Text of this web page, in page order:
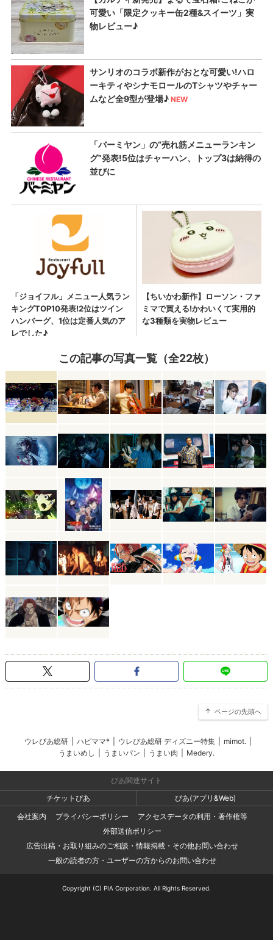
この記事の写真一覧（全22枚）
ページの先頭へ
ウレぴあ総研 ハピママ* ウレぴあ総研 ディズニー特集 mimot.
うまいめし
うまいパン うまい肉 Medery.
ぴあ関連サイト
チケットぴあ
ぴあ(アプリ&Web)
会社案内
プライバシーポリシー
アクセスデータの利用・著作権等
外部送信ポリシー
広告出稿・お取り組みのご相談・情報掲載・その他お問い合わせ
一般の読者の方・ユーザーの方からのお問い合わせ
Copyright (C) PIA Corporation. All Rights Reserved.